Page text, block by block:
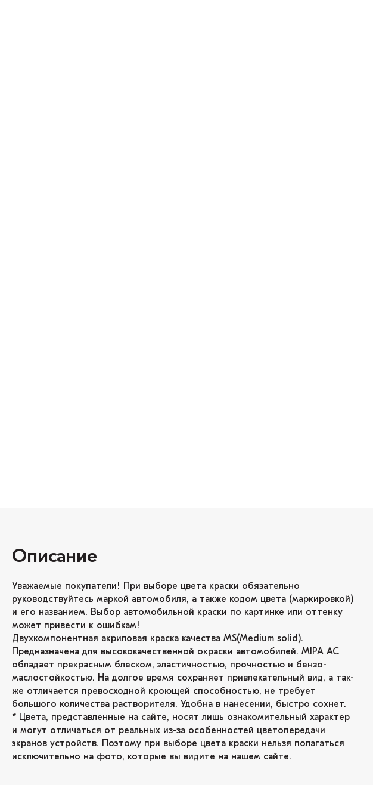
Описание
Уважаемые покупатели! При выборе цвета краски обязательно
руководствуйтесь маркой автомобиля, а также кодом цвета (маркировкой)
и его названием. Выбор автомобильной краски по картинке или оттенку
может привести к ошибкам!
Двухкомпонентная акриловая краска качества MS(Medium solid).
Предназначена для высококачественной окраски автомобилей. MIPA AC
обладает прекрасным блеском, эластичностью, прочностью и бензо-
маслостойкостью. На долгое время сохраняет привлекательный вид, а так-
же отличается превосходной кроющей способностью, не требует
большого количества растворителя. Удобна в нанесении, быстро сохнет.
* Цвета, представленные на сайте, носят лишь ознакомительный характер
и могут отличаться от реальных из-за особенностей цветопередачи
экранов устройств. Поэтому при выборе цвета краски нельзя полагаться
исключительно на фото, которые вы видите на нашем сайте.